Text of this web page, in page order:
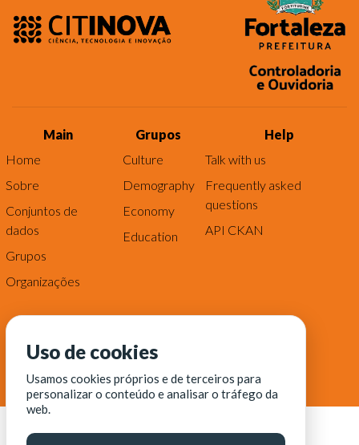
Main
Home
Sobre
Conjuntos de
dados
Grupos
Organizações
Grupos
Culture
Demography
Economy
Education
Help
Talk with us
Frequently asked
questions
API CKAN
Uso de cookies
Usamos cookies próprios e de terceiros para
personalizar o conteúdo e analisar o tráfego da
web.